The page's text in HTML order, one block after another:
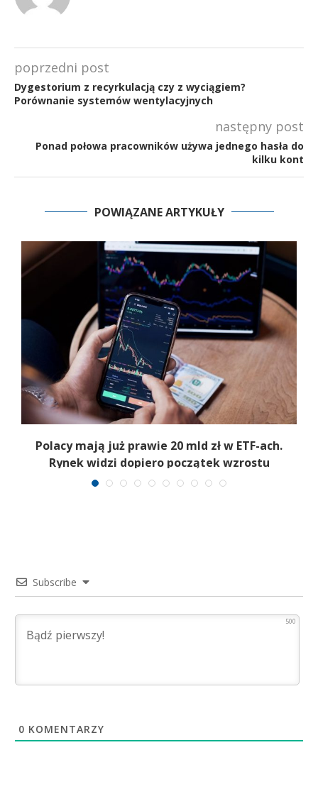
poprzedni post
Dygestorium z recyrkulacją czy z wyciągiem?
Porównanie systemów wentylacyjnych
następny post
Ponad połowa pracowników używa jednego hasła do
kilku kont
POWIĄZANE ARTYKUŁY
Polacy mają już prawie 20 mld zł w ETF-ach.
Rynek widzi dopiero początek wzrostu
Subscribe
500
0 KOMENTARZY